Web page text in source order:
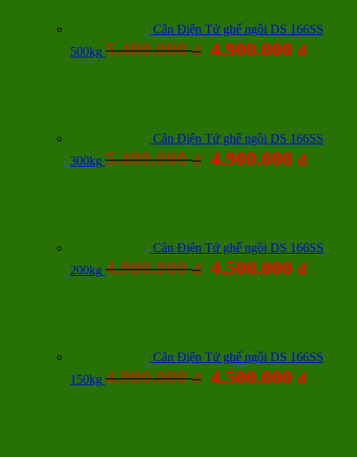
Cân Điện Tử ghế ngồi DS 166SS
500kg 5.400.000đ 4.900.000 đ
Cân Điện Tử ghế ngồi DS 166SS
300kg 5.400.000đ 4.900.000 đ
Cân Điện Tử ghế ngồi DS 166SS
200kg 4.900.000đ 4.500.000 đ
Cân Điện Tử ghế ngồi DS 166SS
150kg 4.900.000đ 4.500.000 đ